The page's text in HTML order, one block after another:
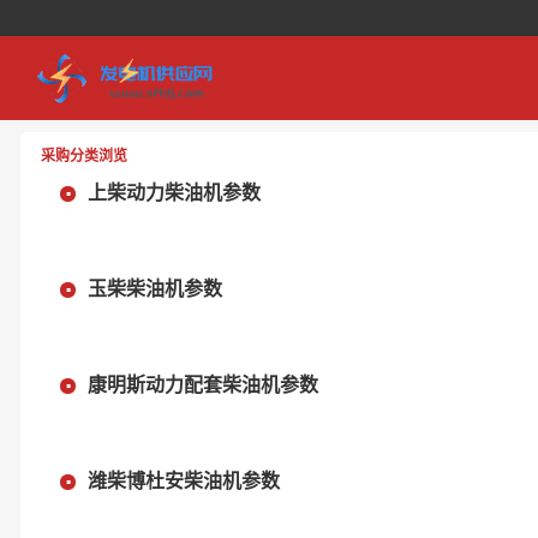
采购分类浏览
上柴动力柴油机参数
玉柴柴油机参数
康明斯动力配套柴油机参数
潍柴博杜安柴油机参数